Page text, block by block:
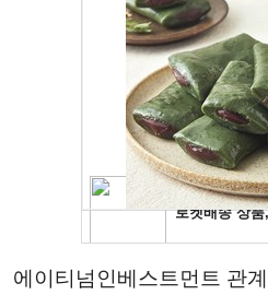
에이티넘인베스트먼트 관